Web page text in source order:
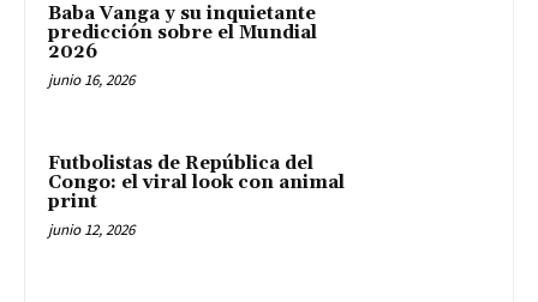
Baba Vanga y su inquietante
predicción sobre el Mundial
2026
junio 16, 2026
Futbolistas de República del
Congo: el viral look con animal
print
junio 12, 2026